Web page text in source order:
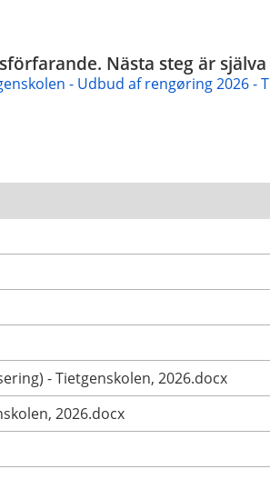
Nästa steg är
- Udbud af rengøring 2026 -
- Tietgenskolen, 2026.docx
2026.docx